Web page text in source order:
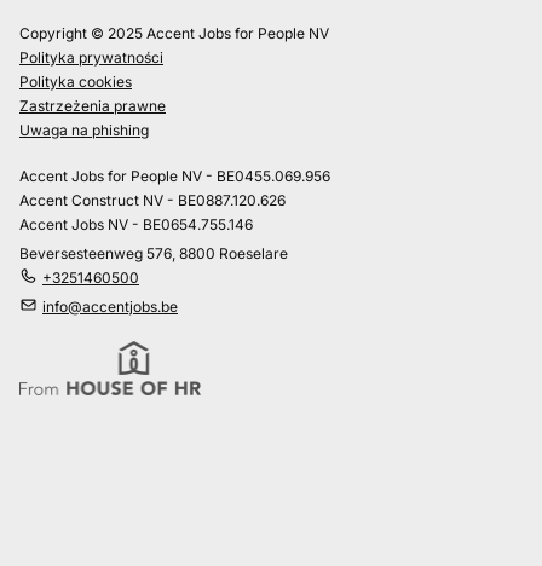
Copyright © 2025 Accent Jobs for People NV
Polityka prywatności
Polityka cookies
Zastrzeżenia prawne
Uwaga na phishing
Accent Jobs for People NV - BE0455.069.956
Accent Construct NV - BE0887.120.626
Accent Jobs NV - BE0654.755.146
Beversesteenweg 576, 8800 Roeselare
+3251460500
info@accentjobs.be